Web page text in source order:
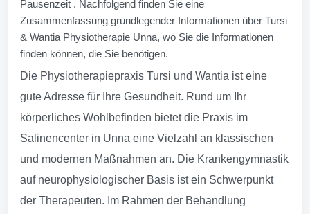
Pausenzeit . Nachfolgend finden Sie eine
Zusammenfassung grundlegender Informationen über Tursi
& Wantia Physiotherapie Unna, wo Sie die Informationen
finden können, die Sie benötigen.
Die Physiotherapiepraxis Tursi und Wantia ist eine
gute Adresse für Ihre Gesundheit. Rund um Ihr
körperliches Wohlbefinden bietet die Praxis im
Salinencenter in Unna eine Vielzahl an klassischen
und modernen Maßnahmen an. Die Krankengymnastik
auf neurophysiologischer Basis ist ein Schwerpunkt
der Therapeuten. Im Rahmen der Behandlung